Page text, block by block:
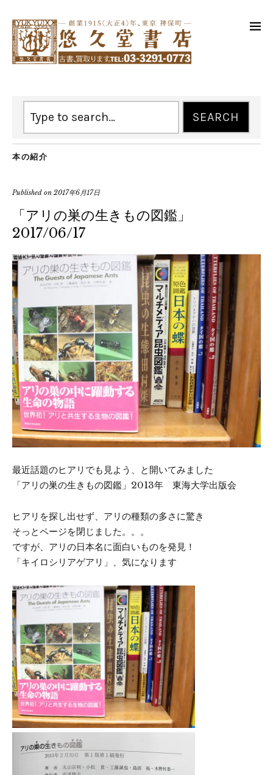
本の紹介
Published on 2017年6月17日
「アリの巣の生きもの図鑑」
2017/06/17
最近話題のヒアリでも見よう、と開いてみました
「アリの巣の生きもの図鑑」2013年 東海大学出版会
ヒアリを探し出せず、アリの種類の多さに驚き
そっとページを閉じました。。。
ですが、アリの日本名に面白いものを発見！
「キイロシリアゲアリ」、気になります